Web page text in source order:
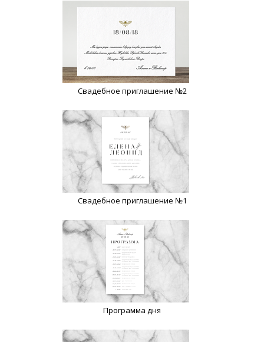
Свадебное приглашение №2
Свадебное приглашение №1
Программа дня